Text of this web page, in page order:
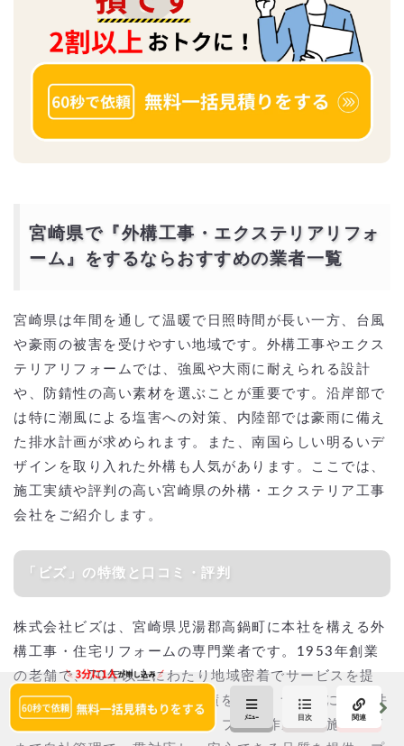
宮崎県で『外構工事・エクステリアリフォ
ーム』をするならおすすめの業者一覧
宮崎県は年間を通して温暖で日照時間が長い一方、台風
や豪雨の被害を受けやすい地域です。外構工事やエクス
テリアリフォームでは、強風や大雨に耐えられる設計
や、防錆性の高い素材を選ぶことが重要です。沿岸部で
は特に潮風による塩害への対策、内陸部では豪雨に備え
た排水計画が求められます。また、南国らしい明るいデ
ザインを取り入れた外構も人気があります。ここでは、
施工実績や評判の高い宮崎県の外構・エクステリア工事
会社をご紹介します。
「ビズ」の特徴と口コミ・評判
株式会社ビズは、宮崎県児湯郡高鍋町に本社を構える外
構工事・住宅リフォームの専門業者です。1953年創業
の老舗で、70年以上にわたり地域密着でサービスを提
供。年間700件以上の施工実績を誇り、サイトにも70件
以上の事例を公開しています。プラン作成から施工完了